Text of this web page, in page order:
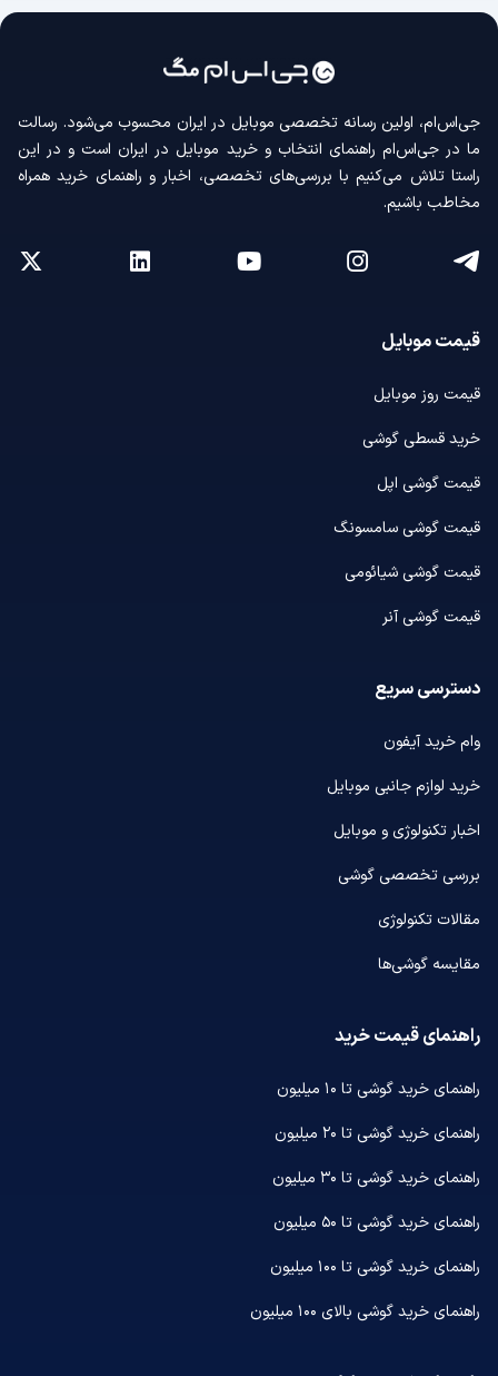
جی‌اس‌ام، اولین رسانه‌ تخصصی موبایل در ایران محسوب می‌شود. رسالت
ما در جی‌اس‌ام راهنمای انتخاب و خرید موبایل در ایران است و در این
راستا تلاش می‌کنیم با بررسی‌های تخصصی، اخبار و راهنمای خرید همراه
مخاطب باشیم.
قیمت موبایل
قیمت روز موبایل
خرید قسطی گوشی
قیمت گوشی اپل
قیمت گوشی سامسونگ
قیمت گوشی شیائومی
قیمت گوشی آنر
دسترسی سریع
وام خرید آیفون
خرید لوازم جانبی موبایل
اخبار تکنولوژی و موبایل
بررسی تخصصی گوشی
مقالات تکنولوژی
مقایسه گوشی‌ها
راهنمای قیمت خرید
راهنمای خرید گوشی تا ۱۰ میلیون
راهنمای خرید گوشی تا ۲۰ میلیون
راهنمای خرید گوشی تا ۳۰ میلیون
راهنمای خرید گوشی تا ۵۰ میلیون
راهنمای خرید گوشی تا ۱۰۰ میلیون
راهنمای خرید گوشی بالای ۱۰۰ میلیون